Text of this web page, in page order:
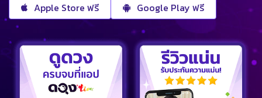
Apple Store ฟรี Google Play ฟรี